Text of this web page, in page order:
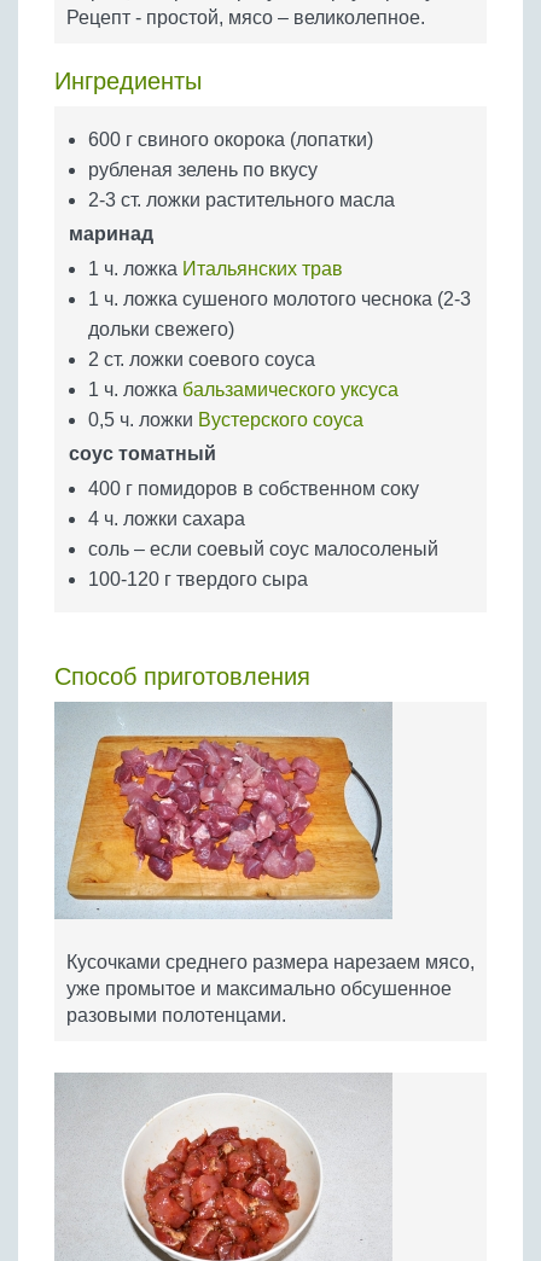
Бобовые
Крупы
Рецепт - простой, мясо – великолепное.
Ингредиенты
600 г свиного окорока (лопатки)
рубленая зелень по вкусу
2-3 ст. ложки растительного масла
маринад
1 ч. ложка Итальянских трав
1 ч. ложка сушеного молотого чеснока (2-3
дольки свежего)
2 ст. ложки соевого соуса
1 ч. ложка бальзамического уксуса
0,5 ч. ложки Вустерского соуса
соус томатный
400 г помидоров в собственном соку
4 ч. ложки сахара
соль – если соевый соус малосоленый
100-120 г твердого сыра
Способ приготовления
Кусочками среднего размера нарезаем мясо,
уже промытое и максимально обсушенное
разовыми полотенцами.